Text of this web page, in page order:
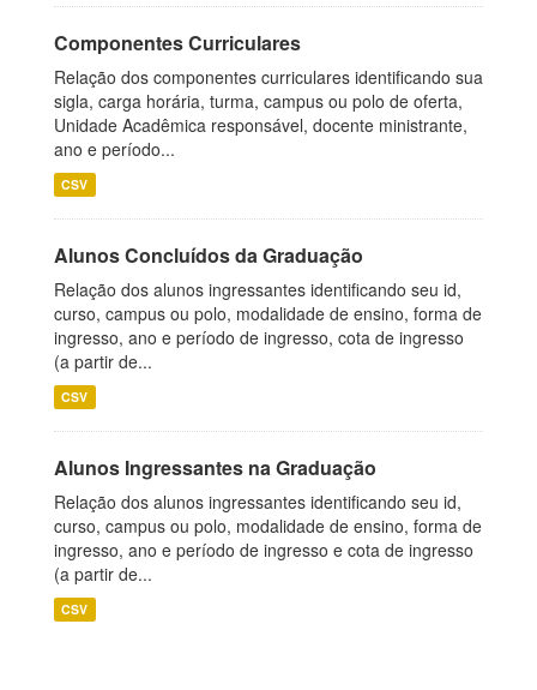
Componentes Curriculares
Relação dos componentes curriculares identificando sua
sigla, carga horária, turma, campus ou polo de oferta,
Unidade Acadêmica responsável, docente ministrante,
ano e período...
CSV
Alunos Concluídos da Graduação
Relação dos alunos ingressantes identificando seu id,
curso, campus ou polo, modalidade de ensino, forma de
ingresso, ano e período de ingresso, cota de ingresso
(a partir de...
CSV
Alunos Ingressantes na Graduação
Relação dos alunos ingressantes identificando seu id,
curso, campus ou polo, modalidade de ensino, forma de
ingresso, ano e período de ingresso e cota de ingresso
(a partir de...
CSV